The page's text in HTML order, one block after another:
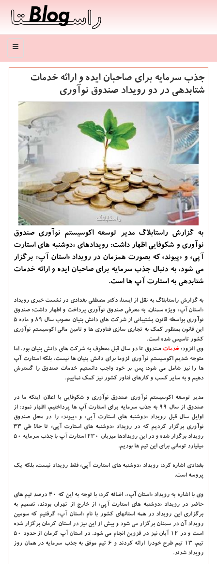
منو
جذب سرمایه برای صاحبان ایده و ارائه خدمات
شتابدهی در دو رویداد صندوق نوآوری
به گزارش راستابلاگ مدیر توسعه اکوسیستم نوآوری صندوق
نوآوری و شکوفایی اظهار داشت: رویدادهای «دوشنبه های استارت
آپی» و «پیوند» که بصورت همزمان در رویداد «استان آپ» برگزار
می شود، به دنبال جذب سرمایه برای صاحبان ایده و ارائه خدمات
شتابدهی به استارت آپ ها است.
به گزارش راستابلاگ به نقل از ایسنا،دکتر مصطفی بغدادی در نشست خبری رویداد
«استان آپ» ویژه سمنان، به معرفی صندوق نوآوری پرداخت و اظهار داشت: صندوق
نوآوری بواسطه قانون پشتیبانی از شرکت های دانش بنیان مصوب سال ۸۹ و ماده ۵
این قانون بمنظور کمک به تجاری سازی فناوری ها و تامین مالی اکوسیستم نوآوری
کشور تاسیس شده است.
وی افزود:خدمات صندوق تا دو سال قبل معطوف به شرکت های دانش بنیان بود، اما
متوجه شدیم اکوسیستم نوآوری لزوما برای دانش بنیان ها نیست، بلکه استارت آپ
ها را نیز شامل می شود؛ پس بر خود واجب دانستیم خدمات صندوق را گسترش
دهیم و به سایر کسب و کارهای فناور کشور نیز کمک نماییم.
مدیر توسعه اکوسیستم نوآوری صندوق نوآوری و شکوفایی با اعلان اینکه ما در
صندوق از سال ۹۹ به جذب سرمایه برای استارت آپ ها پرداختیم، اظهار نمود: از
اوایل سال قبل رویداد «دوشنبه های استارت آپی» و «پیوند» را در محل صندوق
نوآوری برگزار کردیم که در رویداد «دوشنبه های استارت آپی» تا حالا طی ۳۳
رویداد برگزار شده و در این رویدادها میزبان ۲۳۰ استارت آپ با جذب سرمایه ۵۰
میلیارد تومانی برای این تیم ها بودیم.
بغدادی اشاره کرد: رویداد «دوشنبه های استارت آپی» فقط رویداد نیست، بلکه یک
پروسه است.
وی با اشاره به رویداد «استان آپ»، اضافه کرد: با توجه به این که ۴۰ درصد تیم های
حاضر در رویداد «دوشنبه های استارت آپی» از خارج از تهران بودند، تصمیم به
برگزاری این رویداد در همه استانهای کشور با نام «استان آپ» گرفتیم که سومین
رویداد آن در سمنان برگزار می شود و بیش از این نیز در استان کرمان برگزار شده
است و در ۱۲ آبان نیز در قزوین انجام می شود. در استان آپ کرمان از حدود ۵۰
تیم، ۱۳ تیم طرح خودرا ارائه کردند و ۶ تیم موفق به جذب سرمایه در همان روز
رویداد شدند.